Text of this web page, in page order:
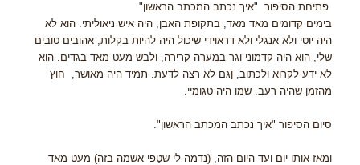
פתיחת הסיפור "איך נכתב המכתב הראשון"
בימים קדומים מאד מאד, בתקופת האבן, היה איש ניאוליתי. הוא לא
היה יוטי ולא אנגלי ולא דראוידי שיכול היה להיות בקלות, אהובים טובים
שלי, הוא היה קדמוני וגר במערה קרירה, ולבש מעט מאד בגדים. הוא
לא ידע לקרוא ולכתוב, ןגם לא רצה לדעת. תמיד היה מאושר, חוץ
מהזמן שהיה רעב. שמו היה טגומיי.
סיום הסיפור "איך נכתב המכתב הראשון":
ומאז אותו יום ועד היום הזה, (נדמה לי שטָפִי אשמה בזה) מעט מאד